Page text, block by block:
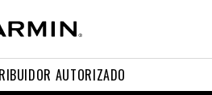
AUTORIZADO